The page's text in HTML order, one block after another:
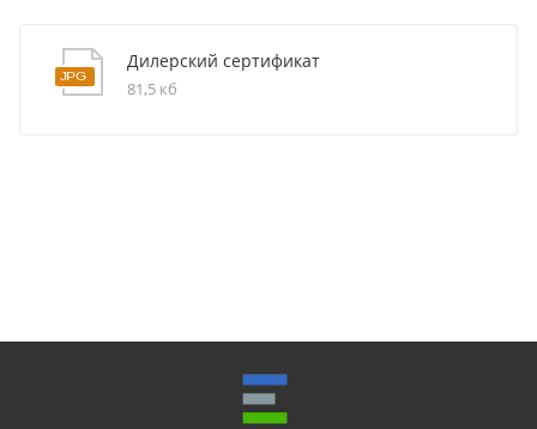
Дилерский сертификат
81,5 кб